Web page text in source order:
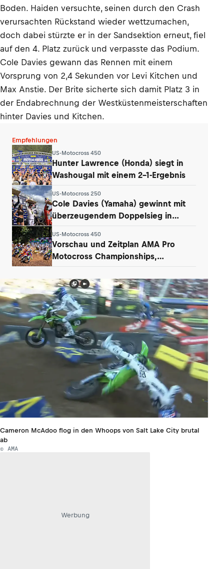
Boden. Haiden versuchte, seinen durch den Crash
verursachten Rückstand wieder wettzumachen,
doch dabei stürzte er in der Sandsektion erneut, fiel
auf den 4. Platz zurück und verpasste das Podium.
Cole Davies gewann das Rennen mit einem
Vorsprung von 2,4 Sekunden vor Levi Kitchen und
Max Anstie. Der Brite sicherte sich damit Platz 3 in
der Endabrechnung der Westküstenmeisterschaften
hinter Davies und Kitchen.
Empfehlungen
US-Motocross 450
Hunter Lawrence (Honda) siegt in
Washougal mit einem 2-1-Ergebnis
US-Motocross 250
Cole Davies (Yamaha) gewinnt mit
überzeugendem Doppelsieg in
US-Motocross 450
Vorschau und Zeitplan AMA Pro
Motocross Championships,
Cameron McAdoo flog in den Whoops von Salt Lake City brutal
ab
© AMA
Werbung